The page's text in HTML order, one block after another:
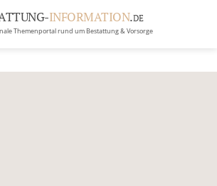
INFORMATION.DE
Themenportal rund um Bestattung & Vorsorge